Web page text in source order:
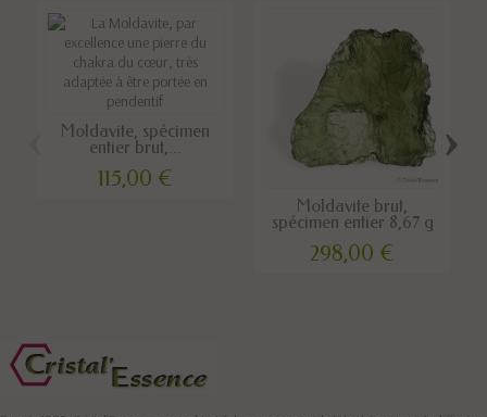
Moldavite, spécimen
entier brut,...
115,00 €
Moldavite brut,
spécimen entier 8,67 g
298,00 €
›